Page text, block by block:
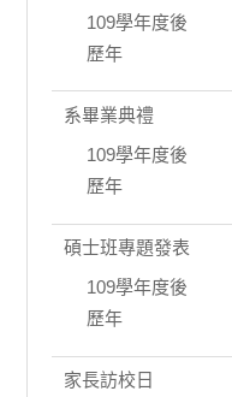
109學年度後
歷年
系畢業典禮
109學年度後
歷年
碩士班專題發表
109學年度後
歷年
家長訪校日